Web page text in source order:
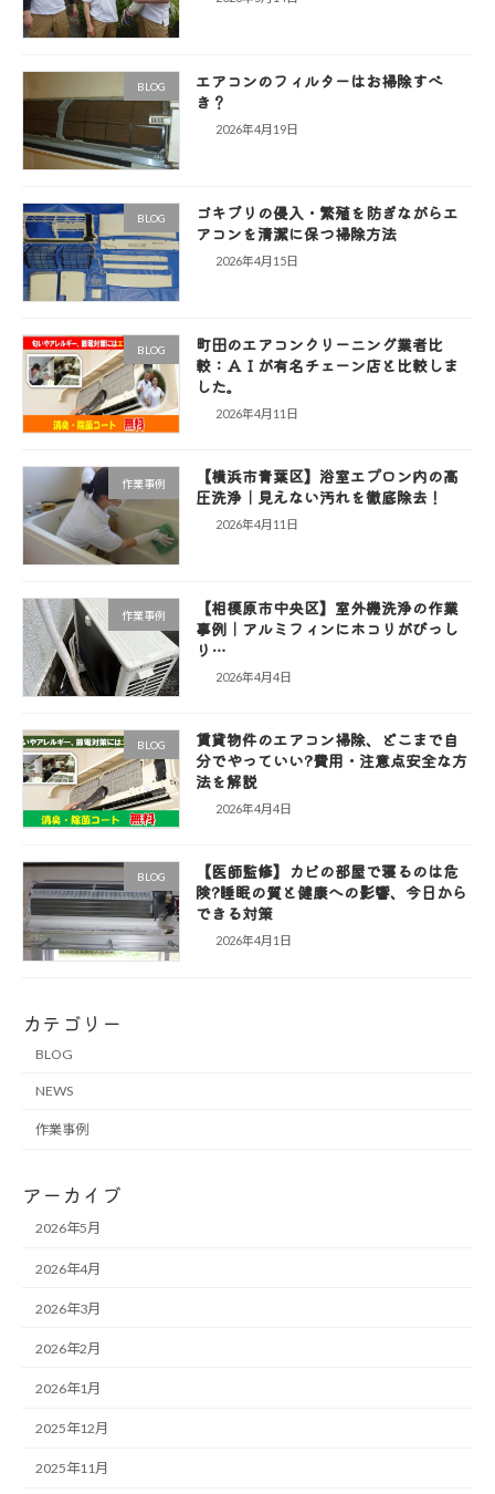
BLOG
エアコンのフィルターはお掃除すべ
き？
2026年4月19日
BLOG
ゴキブリの侵入・繁殖を防ぎながらエ
アコンを清潔に保つ掃除方法
2026年4月15日
BLOG
町田のエアコンクリーニング業者比
較：ＡＩが有名チェーン店と比較しま
した。
2026年4月11日
作業事例
【横浜市青葉区】浴室エプロン内の高
圧洗浄｜見えない汚れを徹底除去！
2026年4月11日
作業事例
【相模原市中央区】室外機洗浄の作業
事例｜アルミフィンにホコリがびっし
り…
2026年4月4日
BLOG
賃貸物件のエアコン掃除、どこまで自
分でやっていい?費用・注意点安全な方
法を解説
2026年4月4日
BLOG
【医師監修】カビの部屋で寝るのは危
険?睡眠の質と健康への影響、今日から
できる対策
2026年4月1日
カテゴリー
BLOG
NEWS
作業事例
アーカイブ
2026年5月
2026年4月
2026年3月
2026年2月
2026年1月
2025年12月
2025年11月